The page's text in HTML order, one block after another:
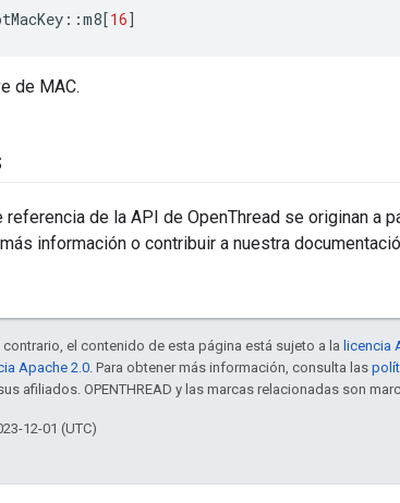
::m8[16]
de MAC.
referencia de la API de OpenThread se originan a
información o contribuir a nuestra
el contenido de esta página está sujeto a la licencia
Apache 2.0. Para obtener más información, consulta las
afiliados. OPENTHREAD y las marcas relacionadas son
12-01 (UTC)